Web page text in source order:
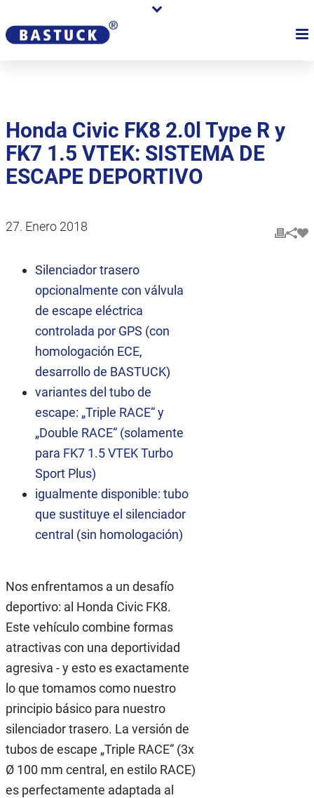
Honda Civic FK8 2.0l Type R y
FK7 1.5 VTEK: SISTEMA DE
ESCAPE DEPORTIVO
27. Enero 2018
Silenciador trasero
opcionalmente con válvula
de escape eléctrica
controlada por GPS (con
homologación ECE,
desarrollo de BASTUCK)
variantes del tubo de
escape: „Triple RACE“ y
„Double RACE“ (solamente
para FK7 1.5 VTEK Turbo
Sport Plus)
igualmente disponible: tubo
que sustituye el silenciador
central (sin homologación)
Nos enfrentamos a un desafío
deportivo: al Honda Civic FK8.
Este vehículo combine formas
atractivas con una deportividad
agresiva - y esto es exactamente
lo que tomamos como nuestro
principio básico para nuestro
silenciador trasero. La versión de
tubos de escape „Triple RACE“ (3x
Ø 100 mm central, en estilo RACE)
es perfectamente adaptada al